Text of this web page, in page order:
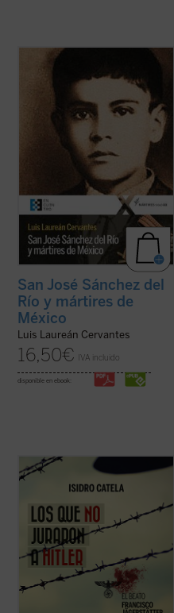
¿Qué pasó para que muchos católicos se
guerra de los cristeros? El autor de este
libro, natural del pueblo del joven mártir, no
sólo responde a estas preguntas con
documentos, sino que logra ... (ver ficha)
San José Sánchez del
Río y mártires de
México
Luis Laureán Cervantes
16,50€ IVA incluido
disponible en ebook:
El joven campesino austriaco, beato
Francisco Jägerstätter, fue uno de los
laicos que, en nombre de su conciencia de
Aquí se narra su vida y su martirio,
testimonio de luz para la Iglesia y la ...(ver
ficha)